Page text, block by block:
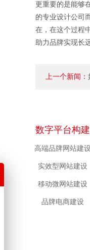
更重要的是能够
的专业设计公司
在，在这个过程
助力品牌实现长
上一个新闻：
数字平台构建
高端品牌网站建
实效型网站建设
移动微网站建设
品牌电商建设